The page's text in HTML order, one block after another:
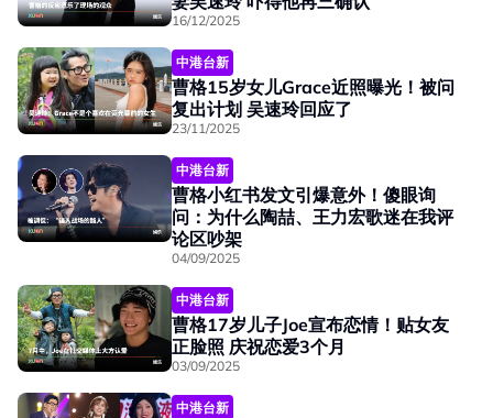
16/12/2025
中港台新
曹格15岁女儿Grace近照曝光！被问
复出计划 吴速玲回应了
23/11/2025
中港台新
曹格小红书发文引爆意外！傻眼询
问：为什么陶喆、王力宏歌迷在我评
论区吵架
04/09/2025
中港台新
曹格17岁儿子Joe宣布恋情！贴女友
正脸照 庆祝恋爱3个月
03/09/2025
中港台新